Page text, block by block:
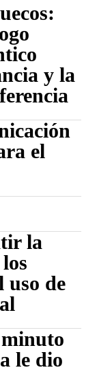
y la
el
la
uso de
minuto
le dio